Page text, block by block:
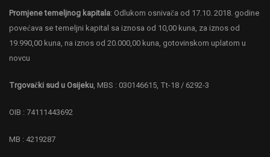
Promjene temeljnog kapitala: Odlukom osnivača od 17.10. 2018. godine
povećava se temeljni kapital sa iznosa od 10,00 kuna, za iznos od
19.990,00 kuna, na iznos od 20.000,00 kuna, gotovinskom uplatom u
novcu
Trgovački sud u Osijeku, MBS : 030146615, Tt-18 / 6292-3
OIB : 74111443692
MB : 4219287